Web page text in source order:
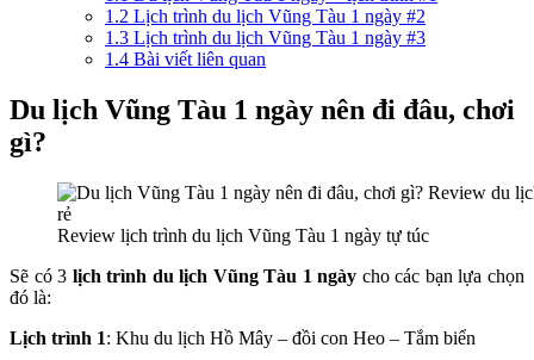
1.2 Lịch trình du lịch Vũng Tàu 1 ngày #2
1.3 Lịch trình du lịch Vũng Tàu 1 ngày #3
1.4 Bài viết liên quan
Du lịch Vũng Tàu 1 ngày nên đi đâu, chơi
gì?
Review lịch trình du lịch Vũng Tàu 1 ngày tự túc
Sẽ có 3 lịch trình du lịch Vũng Tàu 1 ngày cho các bạn lựa chọn
đó là:
Lịch trình 1: Khu du lịch Hồ Mây – đồi con Heo – Tắm biển